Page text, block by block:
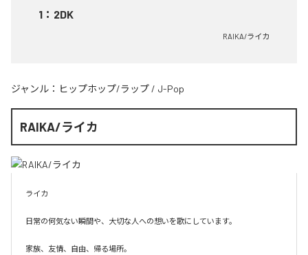
1 ： 2DK
RAIKA/ライカ
ジャンル： ヒップホップ/ラップ / J-Pop
RAIKA/ライカ
ライカ
日常の何気ない瞬間や、大切な人への想いを歌にしています。
家族、友情、自由、帰る場所。